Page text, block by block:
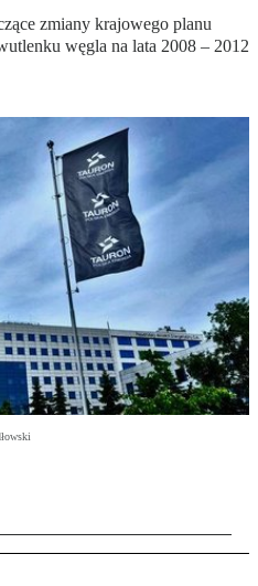
zmiany krajowego planu
węgla na lata 2008 – 2012